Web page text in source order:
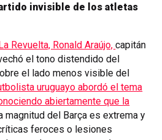
invisible de los atletas
Revuelta, Ronald Araújo,capitán
el tono distendido del
el lado menos visible del
uruguayo abordó el tema
abiertamente que la
magnitud del Barça es extrema y
feroces o lesiones